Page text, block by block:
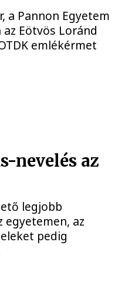
a Pannon Egyetem
Eötvös Loránd
emlékérmet
nevelés az
legjobb
egyetemen, az
pedig